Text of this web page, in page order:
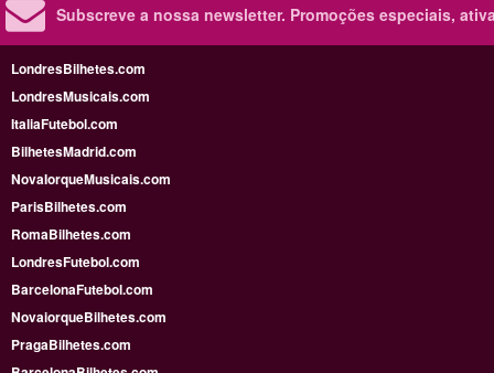
Subscreve a nossa newsletter. Promoções especiais,
LondresBilhetes.com
LondresMusicais.com
ItaliaFutebol.com
BilhetesMadrid.com
NovaIorqueMusicais.com
ParisBilhetes.com
RomaBilhetes.com
LondresFutebol.com
BarcelonaFutebol.com
NovaiorqueBilhetes.com
PragaBilhetes.com